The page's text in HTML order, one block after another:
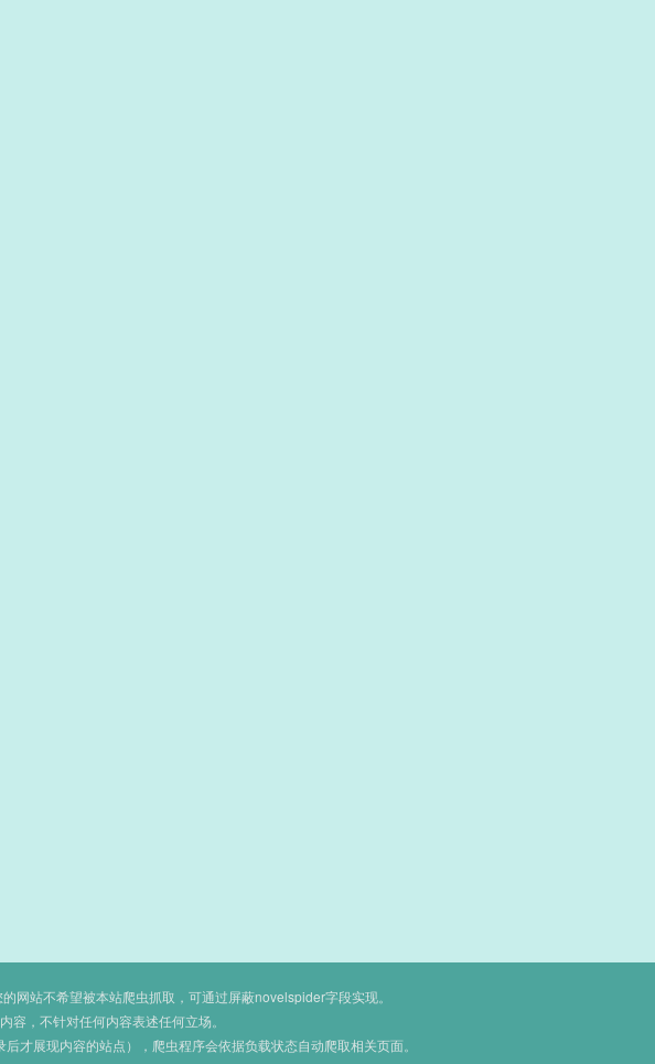
网站不希望被本站爬虫抓取，可通过屏蔽novelspider字段实现。
，不针对任何内容表述任何立场。
才展现内容的站点），爬虫程序会依据负载状态自动爬取相关页面。